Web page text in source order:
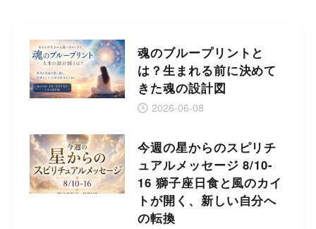
魂のブループリントと
は？生まれる前に決めて
きた魂の設計図
2026-06-08
今週の星からのスピリチ
ュアルメッセージ 8/10-
16 獅子座日食と風のカイ
トが開く、新しい自分へ
の転換